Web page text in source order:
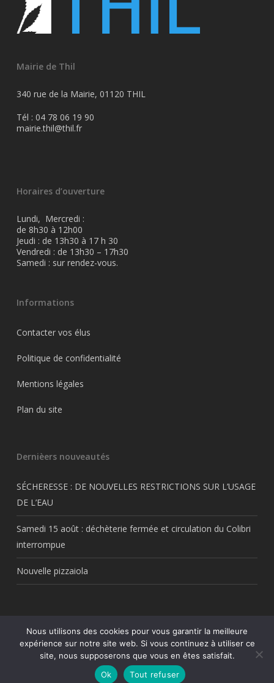
Mairie de Thil
340 rue de la Mairie, 01120 THIL
Tél : 04 78 06 19 90
mairie.thil@thil.fr
Horaires d’ouverture
Lundi, Mercredi :
de 8h30 à 12h00
Jeudi : de 13h30 à 17 h 30
Vendredi : de 13h30 – 17h30
Samedi : sur rendez-vous.
Informations
Contacter vos élus
Politique de confidentialité
Mentions légales
Plan du site
Dernièers nouveautés
SÉCHERESSE : DE NOUVELLES RESTRICTIONS SUR L’USAGE
DE L’EAU
Samedi 15 août : déchèterie fermée et circulation du Colibri
interrompue
Nouvelle pizzaiola
© 2026 Thil.fr. Tous droits réservés Thil.fr. Une créationMy Freelance
Rocks
Nous utilisons des cookies pour vous garantir la meilleure
expérience sur notre site web. Si vous continuez à utiliser ce
site, nous supposerons que vous en êtes satisfait.
Ok
Tout refuser